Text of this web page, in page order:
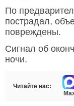
По
пострадал,
повреждены.
Сигнал об
ночи.
Читайте нас: